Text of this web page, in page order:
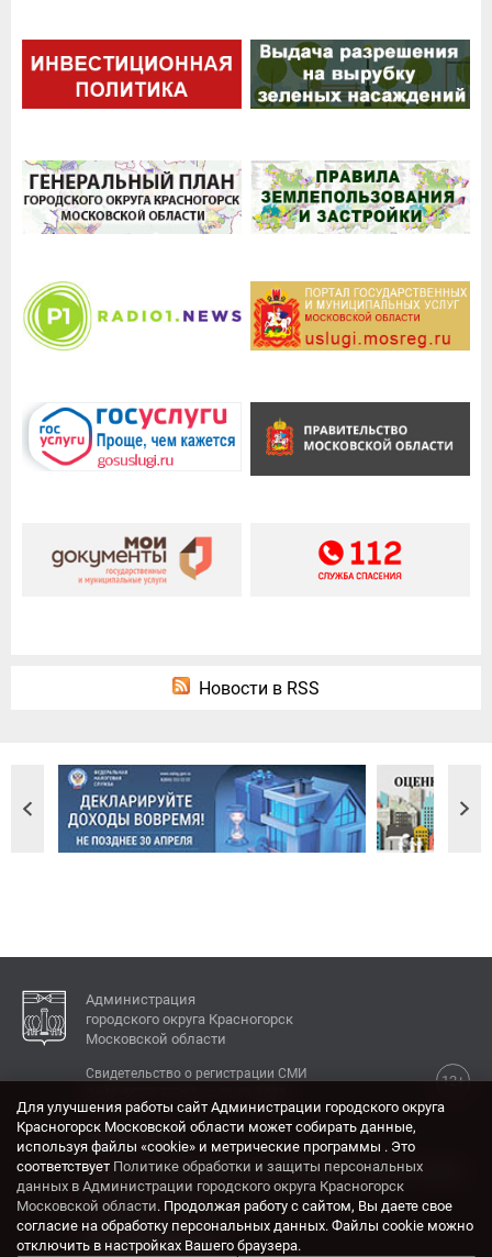
Новости в RSS
Администрация
городского округа Красногорск
Московской области
12+
Свидетельство о регистрации СМИ
КОНТАКТЫ
Адрес: 143404, Московская область, г. Красногорск,
ул. Ленина, дом 4.
Электронная почта:
krasrn@mosreg.ru
Для улучшения работы сайт Администрации городского округа
Красногорск Московской области может собирать данные,
используя файлы «cookie» и метрические программы . Это
соответствует Политике обработки и защиты персональных
данных в Администрации городского округа Красногорск
Московской области. Продолжая работу с сайтом, Вы даете свое
согласие на обработку персональных данных. Файлы cookie можно
отключить в настройках Вашего браузера.